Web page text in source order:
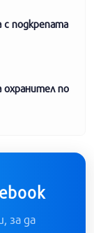
с подкрепата
охранител по
за да